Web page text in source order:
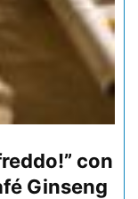
con
Ginseng